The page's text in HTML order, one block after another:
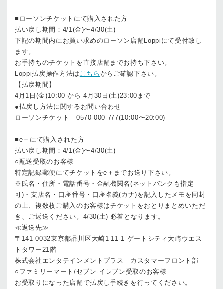
—
■ローソンチケットにて購入された方
払い戻し期間：4/1(金)〜4/30(土)
下記の期間内にお買い求めのローソン店舗Loppiにて受付致し
ます。
お手持ちのチケットを直接店舗までお持ち下さい。
Loppi払戻操作方法は こちら からご確認下さい。
【払戻期間】
4月1日(金)10:00 から 4月30日(土)23:00まで
●払戻し方法に関するお問い合わせ
ローソンチケット 0570-000-777(10:00〜20:00)
—
■e＋にて購入された方
払い戻し期間：4/1(金)〜4/30(土)
○配送受取のお客様
特定記録郵便にてチケットをe＋までお送り下さい。
※氏名・住所・電話番号・金融機関名(ネットバンクも指定
可)・支店名・口座番号・口座名義(カナ)を記入したメモを同封
の上、複数枚ご購入のお客様はチケットをおとりまとめいただ
き、ご返送ください。4/30(土) 必着となります。
≪返送先≫
〒141-0032東京都品川区大崎1-11-1 ゲートシティ大崎ウエス
トタワー21階
株式会社エンタテインメントプラス カスタマーフロント部
○ファミリーマート/セブン-イレブン受取のお客様
お受取りになった店舗で払戻し手続きを行ってください。